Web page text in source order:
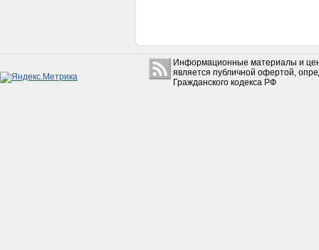
Информационные материалы и
является публичной офертой,
Гражданского кодекса РФ